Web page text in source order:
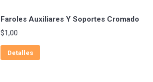
Faroles Auxiliares Y Soportes Cromado
$1,00
Detalles